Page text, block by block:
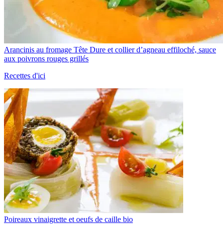
Arancinis au fromage Tête Dure et collier d’agneau effiloché, sauce
aux poivrons rouges grillés
Recettes d'ici
Poireaux vinaigrette et oeufs de caille bio